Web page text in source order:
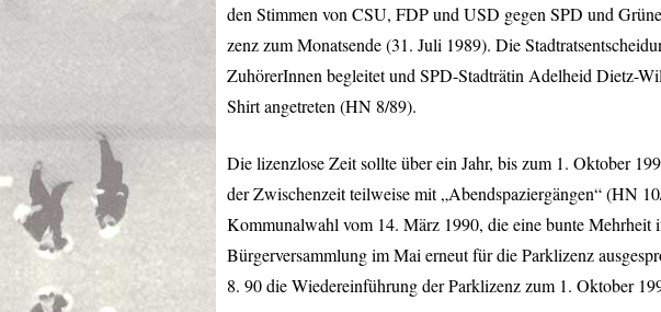
den Stimmen von CSU, FDPund USD gegen SPD und
zenz zum Monatsende (31. Juli 1989). Die
ZuhörerInnen begleitet und SPD-Stadträtin Adelheid Dietz-
Shirt angetreten (HN 8/89).
Die lizenzlose Zeit sollte über ein Jahr, bis zum 1. Oktober
der Zwischenzeit teilweise mit „Abendspaziergängen“ (HN
Kommunalwahl vom 14. März 1990, die eine bunte Mehrheit
Bürgerversammlung im Mai erneut für die Parklizenz
8. 90 die Wiedereinführung der Parklizenz zum 1. Oktober